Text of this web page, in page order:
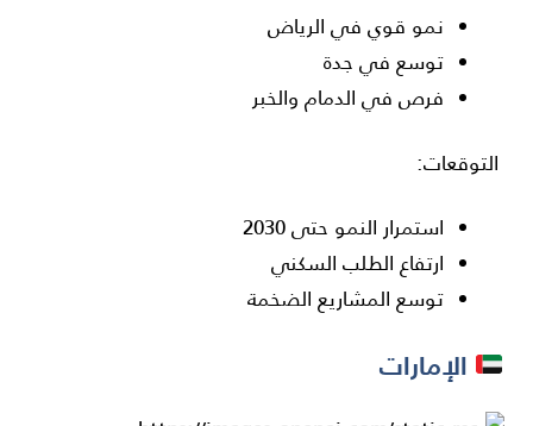
نمو قوي في الرياض
توسع في جدة
فرص في الدمام والخبر
التوقعات:
استمرار النمو حتى 2030
ارتفاع الطلب السكني
توسع المشاريع الضخمة
الإمارات